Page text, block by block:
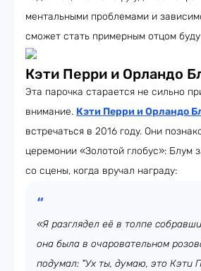
ментальными проблемами и
сможет стать примерным отцом
Кэти Перри и Орландо
Эта парочка старается не сильно
внимание. Кэти Перри и Орландо
встречаться в 2016 году. Они
церемонии «Золотой глобус»: Блум
со сцены, когда вручал награду:
«Я разглядел её в толпе
она была в очаровательном
подумал: "Ух ты, думаю, это Кэти